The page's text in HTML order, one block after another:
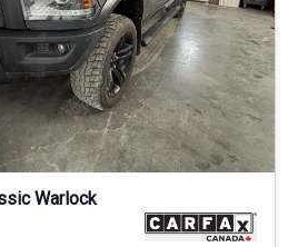
Warlock